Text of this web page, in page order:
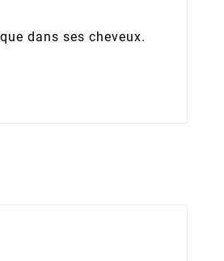
dans ses cheveux.